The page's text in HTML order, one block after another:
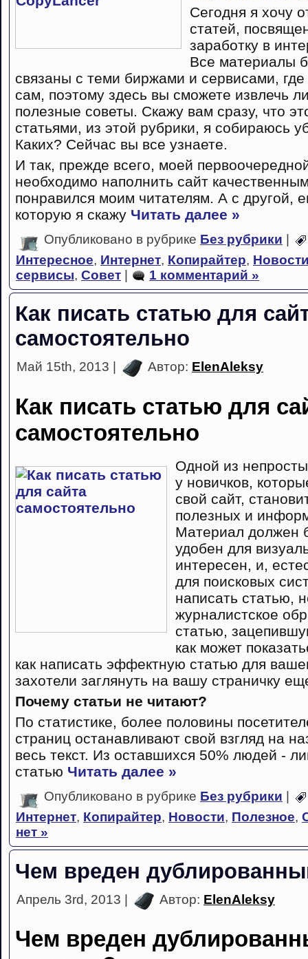
Сегодня я хочу
статей,
заработку в
Все материалы
связаны с теми биржами и сервисами,
сам, поэтому здесь вы сможете извлечь
полезные советы. Скажу вам сразу, что
статьями, из этой рубрики, я собираюсь
Каких? Сейчас вы все узнаете.
И так, прежде всего, моей
необходимо наполнить сайт
понравился моим читателям. А с другой,
которую я скажу Читать далее »
Опубликовано в рубрике Без рубрики |
Интересное, Интернет, Копирайтер,
сервисы, Совет | 1 комментарий »
Как писать статью для
самостоятельно
Май 15th, 2013 | Автор: ElenAleksy
Как писать статью для
самостоятельно
Одной из
у новичков,
свой сайт,
полезных и
Материал должен
удобен для
интересен, и,
для поисковых
написать статью,
журналистское
статью,
как может
как написать эффектную статью для
захотели заглянуть на вашу страничку
Почему статьи не читают?
По статистике, более половины
страниц останавливают свой взгляд на
весь текст. Из оставшихся 50% людей -
статью Читать далее »
Опубликовано в рубрике Без рубрики
Интернет, Копирайтер, Новости, Полезное,
нет »
Чем вреден
Апрель 3rd, 2013 | Автор: ElenAleksy
Чем вреден